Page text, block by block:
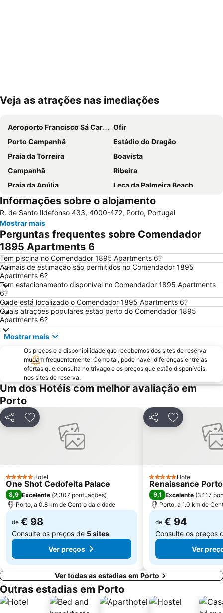
Ampliar mapa
Veja as atrações nas imediações
Aeroporto Francisco Sá Carneiro
Ofir
Porto Campanhã
Estádio do Dragão
Praia da Torreira
Boavista
Campanhã
Ribeira
Praia da Apúlia
Leça da Palmeira Beach
Parque aquático de Amarante
Pavilhão Multiusos Gondomar
Praia do Furadouro
Cais de Gaia
Magikland
Pavilhão Rosa Mota
Norteshopping
Baixa
Centro Histórico do Porto
Casa da Música
Parque & Zoo Santo Inácio
Estação São Bento
Aver-o-Mar Beach
Europarque
Matosinhos Beach
Praia da Aguda
Parque da Cidade
Hotel Solverde Beach
Edificio da Alfândega
Braga Parque
Mercado do Bolhão
Estádio Municipal de Braga - Estádio AXA
Aldeia Rural Preservada de Quintandona
Palacio do Freixo
Mindelo Beach
Bom Jesus do Monte
Caxinas Beach
Termas Romanas do Alto da Cividade
Estação de Caminhos de Ferro de Braga
Casino de Espinho
Parque do Palácio de Cristal
Aquático de Fafe
Azurara Beach
Informações sobre o alojamento
R. de Santo Ildefonso 433, 4000-472, Porto, Portugal
Mostrar mais
Perguntas frequentes sobre Comendador
1895 Apartments 6
Tem piscina no Comendador 1895 Apartments 6?
Animais de estimação são permitidos no Comendador 1895
Apartments 6?
Tem estacionamento disponível no Comendador 1895 Apartments
6?
Onde está localizado o Comendador 1895 Apartments 6?
Quais atrações populares estão perto do Comendador 1895
Apartments 6?
Mostrar mais
Os preços e a disponibilidade que recebemos dos sites de reserva
mudam frequentemente. Como tal, pode haver diferenças entre as
ofertas que consulta no trivago e os preços que estão disponíveis
nos sites de reserva.
Um dos Hotéis com melhor avaliação em
Porto
PartilharAdicionar aos favoritos
5 EstrelasHotel
One Shot Cedofeita Palace
8,9 Excelente (2.307 pontuações)
Porto, a 0.8 km de Centro da cidade
de € 98
Consulte os preços de 5 sites
Ver preços
PartilharAdicionar
5 EstrelasHotel
Renaissance
9,1 Excelente (3.117
Porto, a 1.0 km de
de € 94
Consulte os preços
Ver
Ver todas as estadias em Porto
Outras estadias em Porto